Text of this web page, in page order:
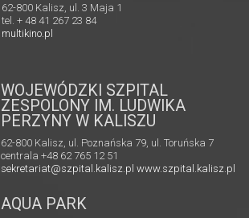
62-800 Kalisz, ul. 3 Maja 1
tel. + 48 41 267 23 84
multikino.pl
WOJEWÓDZKI SZPITAL
ZESPOLONY IM. LUDWIKA
PERZYNY W KALISZU
62-800 Kalisz, ul. Poznańska 79, ul. Toruńska 7
centrala +48 62 765 12 51
sekretariat@szpital.kalisz.pl www.szpital.kalisz.pl
AQUA PARK